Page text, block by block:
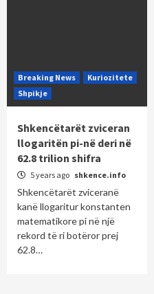
Breaking News
Kuriozitete
Shpikje
Shkencëtarët zviceran
llogaritën pi-në deri në
62.8 trilion shifra
5 years ago shkence.info
Shkencëtarët zviceranë
kanë llogaritur konstanten
matematikore pi në një
rekord të ri botëror prej
62.8…